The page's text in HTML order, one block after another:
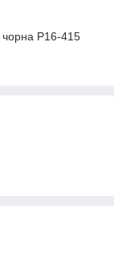
чорна P16-415